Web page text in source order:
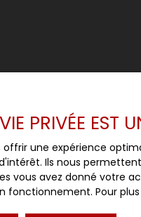
PRIVÉE EST
offrir une expérience
Ils nous
vous avez donné votre
fonctionnement. Pour